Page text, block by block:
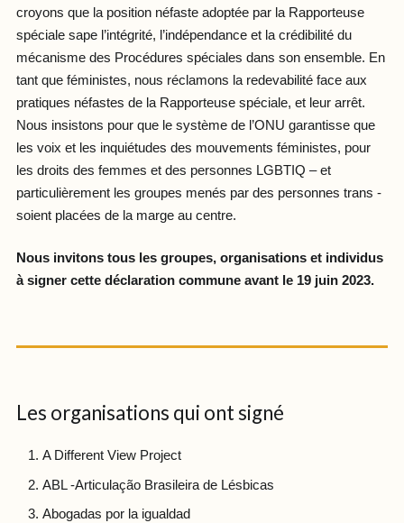
croyons que la position néfaste adoptée par la Rapporteuse
spéciale sape l’intégrité, l’indépendance et la crédibilité du
mécanisme des Procédures spéciales dans son ensemble. En
tant que féministes, nous réclamons la redevabilité face aux
pratiques néfastes de la Rapporteuse spéciale, et leur arrêt.
Nous insistons pour que le système de l’ONU garantisse que
les voix et les inquiétudes des mouvements féministes, pour
les droits des femmes et des personnes LGBTIQ – et
particulièrement les groupes menés par des personnes trans -
soient placées de la marge au centre.
Nous invitons tous les groupes, organisations et individus
à signer cette déclaration commune avant le 19 juin 2023.
Les organisations qui ont signé
A Different View Project
ABL -Articulação Brasileira de Lésbicas
Abogadas por la igualdad